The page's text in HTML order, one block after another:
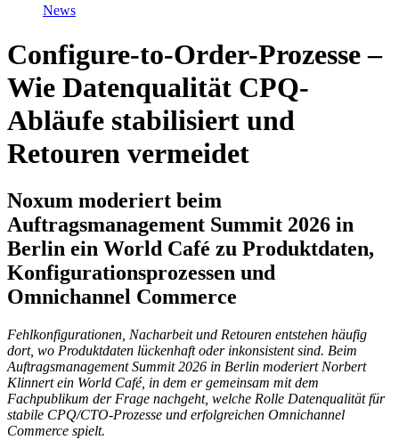
News
Configure-to-Order-Prozesse –
Wie Datenqualität CPQ-
Abläufe stabilisiert und
Retouren vermeidet
Noxum moderiert beim
Auftragsmanagement Summit 2026 in
Berlin ein World Café zu Produktdaten,
Konfigurationsprozessen und
Omnichannel Commerce
Fehlkonfigurationen, Nacharbeit und Retouren entstehen häufig
dort, wo Produktdaten lückenhaft oder inkonsistent sind. Beim
Auftragsmanagement Summit 2026 in Berlin moderiert Norbert
Klinnert ein World Café, in dem er gemeinsam mit dem
Fachpublikum der Frage nachgeht, welche Rolle Datenqualität für
stabile CPQ/CTO-Prozesse und erfolgreichen Omnichannel
Commerce spielt.